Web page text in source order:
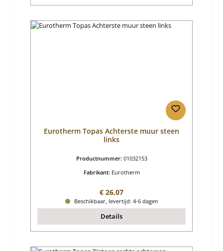
Eurotherm Topas Achterste muur steen
links
Productnummer: 01032153
Fabrikant: Eurotherm
Normale prijs:
€ 26,07
Beschikbaar, levertijd: 4-6 dagen
Details